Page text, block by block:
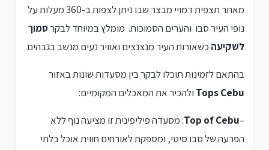
מאתר תצפית דמויי מבצר שבו ניתן לצפות ב-360 מעלות על
נופי העיר סבו והערים הסמוכות. מומלץ במיוחד לבקרסמוך
לשקיעה כשאורות העיר מנצנצים ואוויר נעים מנשב בגבהים.
בהתאם לזמינות תוכלו לבקר בין מסעדות שונות באזור
Tops Cebu ולהכיר את המאכלים המקומיים:
–
Top of Cebu: מסעדה פיליפינית זו מציעה נוף ללא
הפרעה של סבו סיטי, ומספקת לאורחים חווית אוכל בלתי